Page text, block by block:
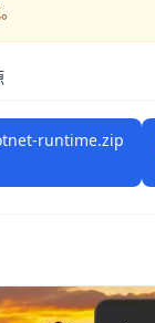
runtime.zip